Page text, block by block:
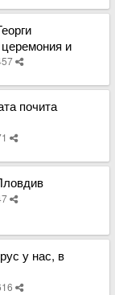
и
почита
у нас, в